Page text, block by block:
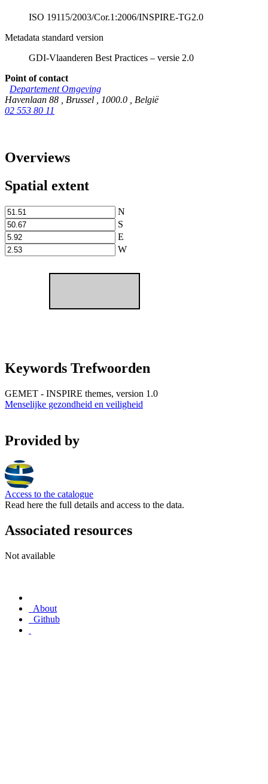
ISO 19115/2003/Cor.1:2006/INSPIRE-TG2.0
Metadata standard version
GDI-Vlaanderen Best Practices – versie 2.0
Point of contact
Departement Omgeving
Havenlaan 88
Brussel 1000.0
België
02 553 80 11
Overviews
Spatial extent
N
S
E
W
Keywords Trefwoorden
GEMET - INSPIRE themes, version 1.0
Menselijke gezondheid en veiligheid
Provided by
Access to the catalogue
Read here the full details and access to the data.
Associated resources
Not available
About
Github